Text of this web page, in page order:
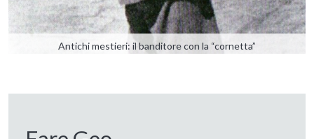
Antichi mestieri: il banditore con la “cornetta”